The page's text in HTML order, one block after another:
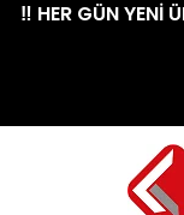
​‼️​ HER GÜN YENİ